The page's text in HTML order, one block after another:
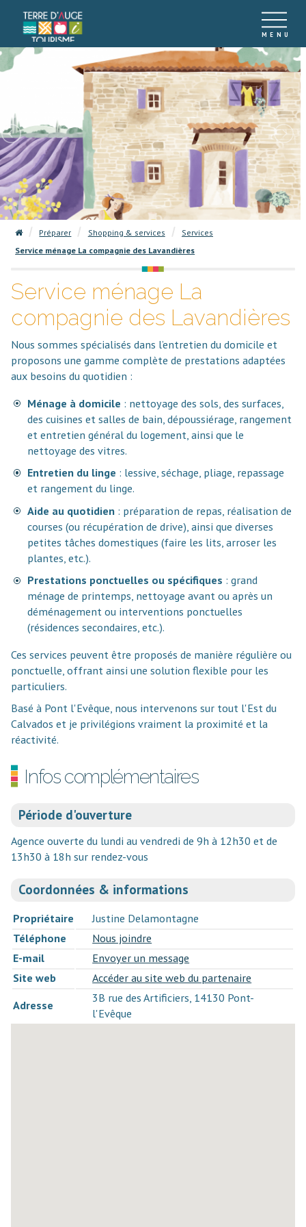
Préparer Shopping & services
Services
Service ménage La compagnie des Lavandières
Service ménage La
compagnie des Lavandières
Nous sommes spécialisés dans l’entretien du domicile et
proposons une gamme complète de prestations adaptées
aux besoins du quotidien :
Ménage à domicile : nettoyage des sols, des surfaces,
des cuisines et salles de bain, dépoussiérage, rangement
et entretien général du logement, ainsi que le
nettoyage des vitres.
Entretien du linge : lessive, séchage, pliage, repassage
et rangement du linge.
Aide au quotidien : préparation de repas, réalisation de
courses (ou récupération de drive), ainsi que diverses
petites tâches domestiques (faire les lits, arroser les
plantes, etc.).
Prestations ponctuelles ou spécifiques : grand
ménage de printemps, nettoyage avant ou après un
déménagement ou interventions ponctuelles
(résidences secondaires, etc.).
Ces services peuvent être proposés de manière régulière ou
ponctuelle, offrant ainsi une solution flexible pour les
particuliers.
Basé à Pont l'Evêque, nous intervenons sur tout l'Est du
Calvados et je privilégions vraiment la proximité et la
réactivité.
Infos complémentaires
Période d'ouverture
Agence ouverte du lundi au vendredi de 9h à 12h30 et de
13h30 à 18h sur rendez-vous
Coordonnées & informations
Propriétaire
Justine Delamontagne
Téléphone
Nous joindre
E-mail
Envoyer un message
Site web
Accéder au site web du partenaire
Adresse
3B rue des Artificiers, 14130 Pont-
l'Evêque